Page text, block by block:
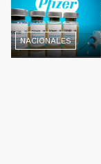
NACIONALES